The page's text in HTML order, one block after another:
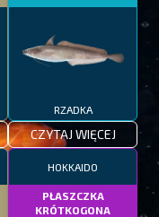
RZADKA
CZYTAJ WIĘCEJ
HOKKAIDO
PŁASZCZKA
KRÓTKOGONA